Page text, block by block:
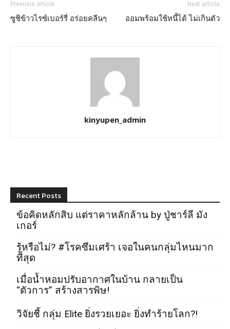
Previous article
ซูชิข้าวไรซ์เบอร์รี่ อร่อยคลีนๆ
Next article
ออมพร้อมใช้หนี้ได้ ไม่เกินตัว
kinyupen_admin
Recent Posts
ข้อคิดหลักสิบ แต่ราคาหลักล้าน by ปู่ชาร์ลี มัง
เกอร์
รู้หรือไม่? #โรคซึมเศร้า เจอในคนกลุ่มไหนมาก
ที่สุด
เมื่อน้ำหอมปรับอากาศในบ้าน กลายเป็น
“ตัวการ” สร้างสารพิษ!
วิจัยชี้ กลุ่ม Elite ยิ่งรวยเยอะ ยิ่งทำร้ายโลก?!